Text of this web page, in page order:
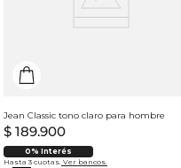
Jean Classic tono claro para hombre
$ 189.900
0% Interés
Hasta 3 cuotas. Ver bancos.